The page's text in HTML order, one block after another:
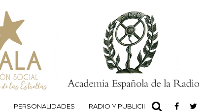
PERSONALIDADES RADIO Y PUBLICIDAD ACCIÓN